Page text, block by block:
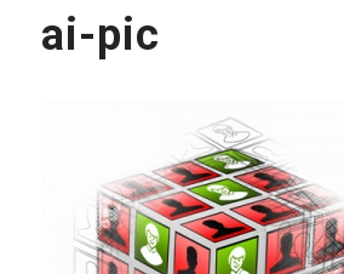
ai-pic